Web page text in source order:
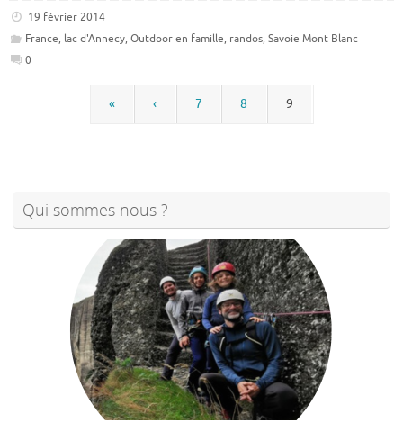
19 février 2014
France, lac d'Annecy, Outdoor en famille, randos, Savoie Mont Blanc
0
« ‹ 7 8 9
Qui sommes nous ?